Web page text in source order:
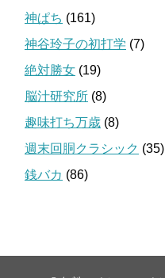
神ぱち (161)
神谷玲子の初打学 (7)
絶対勝女 (19)
脳汁研究所 (8)
趣味打ち万歳 (8)
週末回胴クラシック (35)
銭バカ (86)